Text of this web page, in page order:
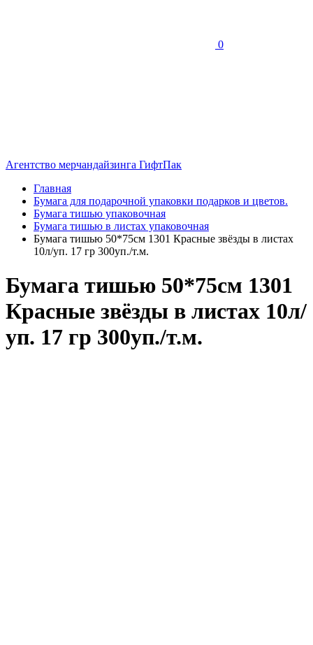
0
Агентство мерчандайзинга ГифтПак
Главная
Бумага для подарочной упаковки подарков и цветов.
Бумага тишью упаковочная
Бумага тишью в листах упаковочная
Бумага тишью 50*75см 1301 Красные звёзды в листах
10л/уп. 17 гр 300уп./т.м.
Бумага тишью 50*75см 1301
Красные звёзды в листах 10л/
уп. 17 гр 300уп./т.м.